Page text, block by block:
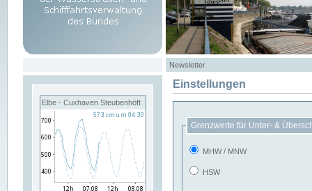
Newsletter
Elbe - Cuxhaven Steubenhöft
Einstellungen
Grenzwerte für Unter- &
MHW / MNW
HSW